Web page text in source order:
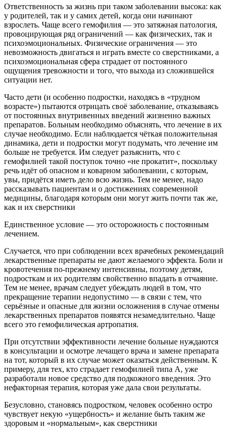
Ответственность за жизнь при таком заболевании высока: как
у родителей, так и у самих детей, когда они начинают
взрослеть. Чаще всего гемофилия — это затяжная патология,
провоцирующая ряд ограничений — как физических, так и
психоэмоциональных. Физические ограничения — это
невозможность двигаться и играть вместе со сверстниками, а
психоэмоциональная сфера страдает от постоянного
ощущения тревожности и того, что выхода из сложившейся
ситуации нет.
Часто дети (и особенно подростки, находясь в «трудном
возрасте») пытаются отрицать своё заболевание, отказываясь
от постоянных внутривенных введений жизненно важных
препаратов. Больным необходимо объяснять, что лечение в их
случае необходимо. Если наблюдается чёткая положительная
динамика, дети и подростки могут подумать, что лечение им
больше не требуется. Им следует разъяснить, что с
гемофилией такой поступок точно «не прокатит», поскольку
речь идёт об опасном и коварном заболевании, с которым,
увы, придётся иметь дело всю жизнь. Тем не менее, надо
рассказывать пациентам и о достижениях современной
медицины, благодаря которым они могут жить почти так же,
как и их сверстники
Единственное условие — это осторожность с постоянным
лечением.
Случается, что при соблюдении всех врачебных рекомендаций
лекарственные препараты не дают желаемого эффекта. Боли и
кровотечения по-прежнему интенсивны, поэтому детям,
подросткам и их родителям свойственно впадать в отчаяние.
Тем не менее, врачам следует убеждать людей в том, что
прекращение терапии недопустимо — в связи с тем, что
серьёзные и опасные для жизни осложнения в случае отмены
лекарственных препаратов появятся незамедлительно. Чаще
всего это гемофилическая артропатия.
При отсутствии эффективности лечение больные нуждаются
в консультации и осмотре лечащего врача и замене препарата
на тот, который в их случае может оказаться действенным. К
примеру, для тех, кто страдает гемофилией типа А, уже
разработали новое средство для подкожного введения. Это
нефакторная терапия, которая уже дала свои результаты.
Безусловно, становясь подростком, человек особенно остро
чувствует некую «ущербность» и желание быть таким же
здоровым и «нормальным», как сверстники